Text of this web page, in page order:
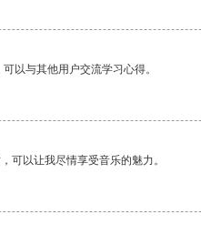
以与其他用户交流学习心得。
可以让我尽情享受音乐的魅力。